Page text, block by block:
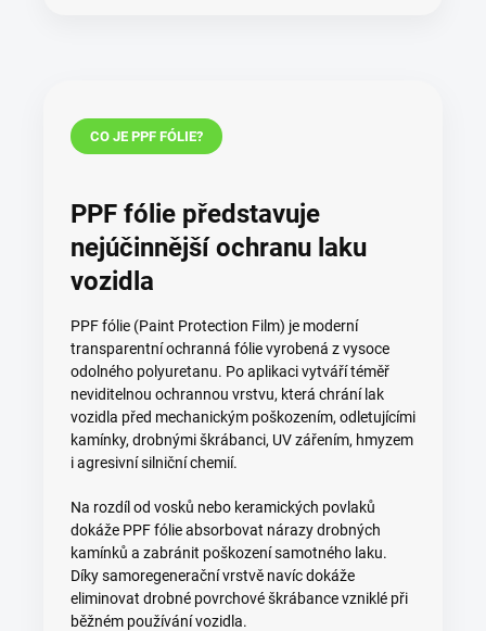
CO JE PPF FÓLIE?
PPF fólie představuje
nejúčinnější ochranu laku
vozidla
PPF fólie (Paint Protection Film) je moderní
transparentní ochranná fólie vyrobená z vysoce
odolného polyuretanu. Po aplikaci vytváří téměř
neviditelnou ochrannou vrstvu, která chrání lak
vozidla před mechanickým poškozením, odletujícími
kamínky, drobnými škrábanci, UV zářením, hmyzem
i agresivní silniční chemií.
Na rozdíl od vosků nebo keramických povlaků
dokáže PPF fólie absorbovat nárazy drobných
kamínků a zabránit poškození samotného laku.
Díky samoregenerační vrstvě navíc dokáže
eliminovat drobné povrchové škrábance vzniklé při
běžném používání vozidla.